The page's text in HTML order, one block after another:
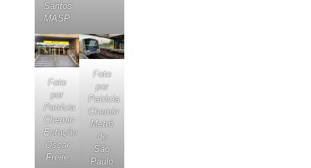
Santos
MASP
Foto
por
Patrícia
Chemin
Estação
Oscar
Freire
Foto
por
Patrícia
Chemin
Metrô
de
São
Paulo